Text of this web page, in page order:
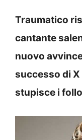
Traumatico
cantante
nuovo
successo di X
stupisce i